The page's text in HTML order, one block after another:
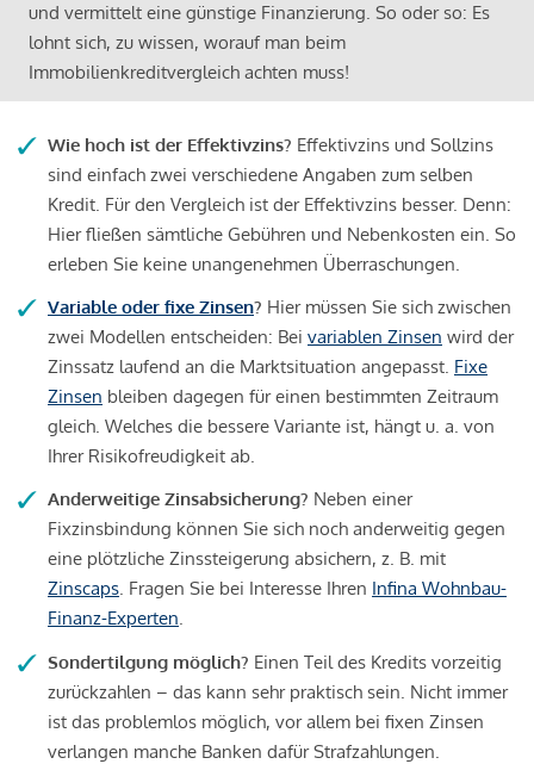
und vermittelt eine günstige Finanzierung. So oder so: Es
lohnt sich, zu wissen, worauf man beim
Immobilienkreditvergleich achten muss!
Wie hoch ist der Effektivzins? Effektivzins und Sollzins
sind einfach zwei verschiedene Angaben zum selben
Kredit. Für den Vergleich ist der Effektivzins besser. Denn:
Hier fließen sämtliche Gebühren und Nebenkosten ein. So
erleben Sie keine unangenehmen Überraschungen.
Variable oder fixe Zinsen? Hier müssen Sie sich zwischen
zwei Modellen entscheiden: Bei variablen Zinsen wird der
Zinssatz laufend an die Marktsituation angepasst. Fixe
Zinsen bleiben dagegen für einen bestimmten Zeitraum
gleich. Welches die bessere Variante ist, hängt u. a. von
Ihrer Risikofreudigkeit ab.
Anderweitige Zinsabsicherung? Neben einer
Fixzinsbindung können Sie sich noch anderweitig gegen
eine plötzliche Zinssteigerung absichern, z. B. mit
Zinscaps. Fragen Sie bei Interesse Ihren Infina Wohnbau-
Finanz-Experten.
Sondertilgung möglich? Einen Teil des Kredits vorzeitig
zurückzahlen – das kann sehr praktisch sein. Nicht immer
ist das problemlos möglich, vor allem bei fixen Zinsen
verlangen manche Banken dafür Strafzahlungen.